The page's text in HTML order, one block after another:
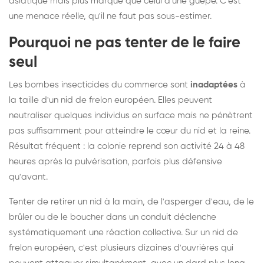
une menace réelle, qu'il ne faut pas sous-estimer.
Pourquoi ne pas tenter de le faire
seul
Les bombes insecticides du commerce sont inadaptées à
la taille d'un nid de frelon européen. Elles peuvent
neutraliser quelques individus en surface mais ne pénètrent
pas suffisamment pour atteindre le cœur du nid et la reine.
Résultat fréquent : la colonie reprend son activité 24 à 48
heures après la pulvérisation, parfois plus défensive
qu'avant.
Tenter de retirer un nid à la main, de l'asperger d'eau, de le
brûler ou de le boucher dans un conduit déclenche
systématiquement une réaction collective. Sur un nid de
frelon européen, c'est plusieurs dizaines d'ouvrières qui